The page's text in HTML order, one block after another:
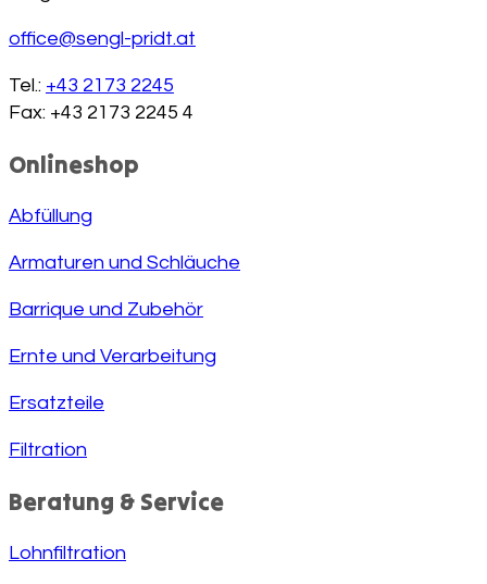
office@sengl-pridt.at
Tel.: +43 2173 2245
Fax: +43 2173 2245 4
Onlineshop
Abfüllung
Armaturen und Schläuche
Barrique und Zubehör
Ernte und Verarbeitung
Ersatzteile
Filtration
Beratung & Service
Lohnfiltration